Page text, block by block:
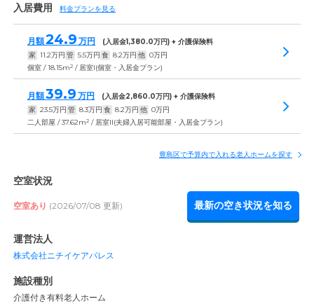
入居費用 料金プランを見る
月額24.9 万円 (入居金1,380.0万円) + 介護保険料
家 11.2万円 管 5.5万円 食 8.2万円 他 0万円
個室 / 18.15m2 / 居室I(個室・入居金プラン)
月額39.9 万円 (入居金2,860.0万円) + 介護保険料
家 23.5万円 管 8.3万円 食 8.2万円 他 0万円
二人部屋 / 37.62m2 / 居室II(夫婦入居可能部屋・入居金プラン)
豊島区で予算内で入れる老人ホームを探す
空室状況
空室あり (2026/07/08 更新) 最新の空き状況を知る
運営法人
株式会社ニチイケアパレス
施設種別
介護付き有料老人ホーム